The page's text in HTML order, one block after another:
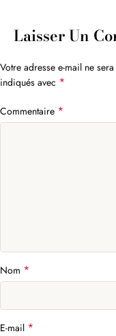
Laisser Un
Votre adresse e-mail ne
indiqués avec *
Commentaire *
Nom *
E-mail *